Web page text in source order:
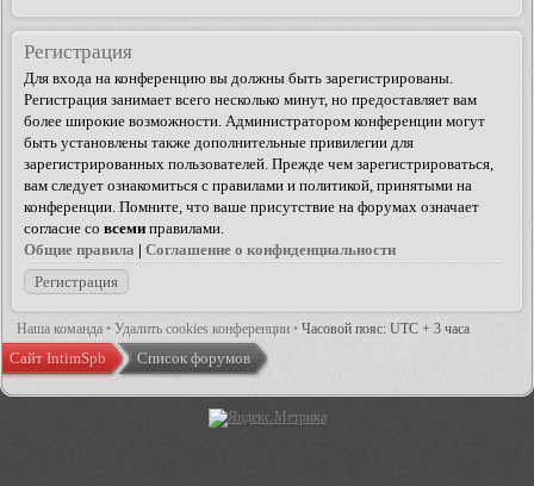
Регистрация
Для входа на конференцию вы должны быть зарегистрированы.
Регистрация занимает всего несколько минут, но предоставляет вам
более широкие возможности. Администратором конференции могут
быть установлены также дополнительные привилегии для
зарегистрированных пользователей. Прежде чем зарегистрироваться,
вам следует ознакомиться с правилами и политикой, принятыми на
конференции. Помните, что ваше присутствие на форумах означает
согласие со всеми правилами.
Общие правила | Соглашение о конфиденциальности
Регистрация
Наша команда • Удалить cookies конференции • Часовой пояс: UTC + 3 часа
Сайт IntimSpb Список форумов